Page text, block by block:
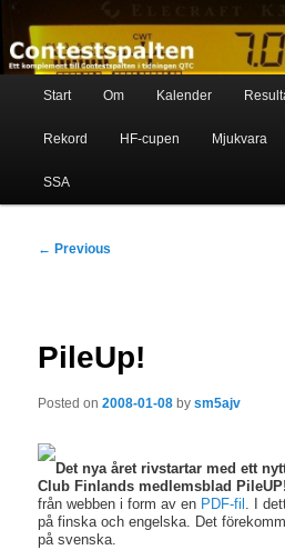
Skip
primary
content
Contestspalten
Start Om Kalender
Rekord HF-cupen Mjukvara
SSA
Post
← Previous
PileUp!
Posted on2008-01-08 bysm5ajv
Det nya året rivstartar med ett
Club Finlands medlemsblad PileUP!
från webben i form av en PDF-fil . I
på finska och engelska. Det
på svenska.